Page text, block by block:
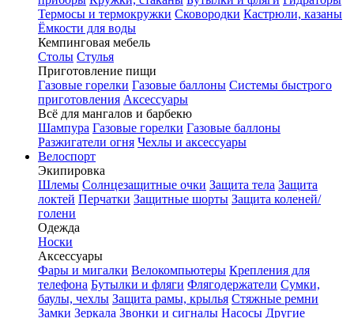
Термосы и термокружки Сковородки Кастрюли, казаны
Ёмкости для воды
Кемпинговая мебель
Столы Стулья
Приготовление пищи
Газовые горелки Газовые баллоны Системы быстрого
приготовления Аксессуары
Всё для мангалов и барбекю
Шампура Газовые горелки Газовые баллоны
Разжигатели огня Чехлы и аксессуары
Велоспорт
Экипировка
Шлемы Солнцезащитные очки Защита тела Защита
локтей Перчатки Защитные шорты Защита коленей/
голени
Одежда
Носки
Аксессуары
Фары и мигалки Велокомпьютеры Крепления для
телефона Бутылки и фляги Флягодержатели Сумки,
баулы, чехлы Защита рамы, крылья Стяжные ремни
Замки Зеркала Звонки и сигналы Насосы Другие